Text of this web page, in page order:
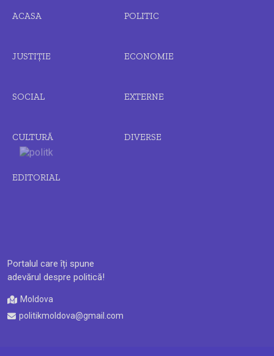
Portalul care îți spune
adevărul despre politică!
Moldova
politikmoldova@gmail.com
ACASA POLITIC
JUSTIȚIE ECONOMIE
SOCIAL EXTERNE
CULTURĂ DIVERSE
EDITORIAL